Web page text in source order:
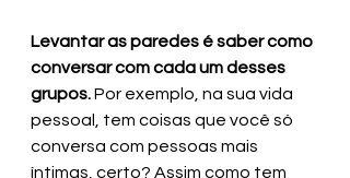
Levantar as paredes é saber como
conversar com cada um desses
grupos. Por exemplo, na sua vida
pessoal, tem coisas que você só
conversa com pessoas mais
íntimas, certo? Assim como tem